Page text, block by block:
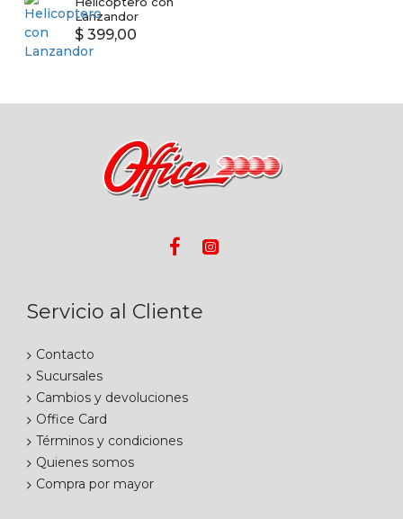
Lanzandor
$ 399,00
Servicio al Cliente
Contacto
Sucursales
Cambios y devoluciones
Office Card
Términos y condiciones
Quienes somos
Compra por mayor